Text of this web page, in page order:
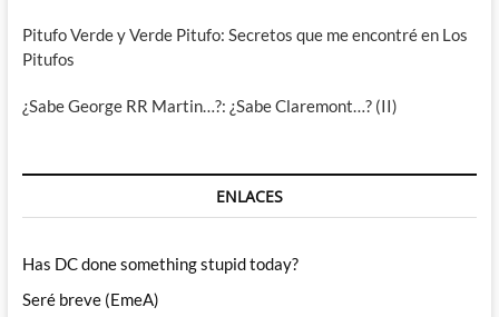
Pitufo Verde y Verde Pitufo: Secretos que me encontré en Los
Pitufos
¿Sabe George RR Martin…?: ¿Sabe Claremont…? (II)
ENLACES
Has DC done something stupid today?
Seré breve (EmeA)